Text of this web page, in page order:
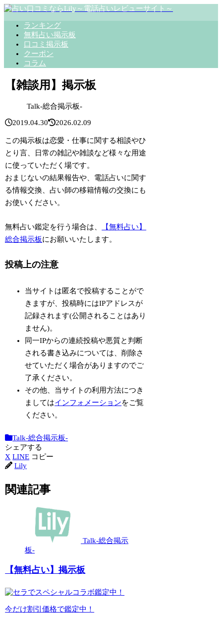
ランキング
無料占い掲示板
口コミ掲示板
クーポン
コラム
【雑談用】掲示板
Talk-総合掲示板-
2019.04.30 2026.02.09
この掲示板は恋愛・仕事に関する相談やひ
とり言、日常の雑記や雑談など様々な用途
に使っていただく場です。
おまじないの結果報告や、 電話占いに関す
る情報交換、占い師の移籍情報の交換にも
お使いください。
無料占い鑑定を行う場合は、
【無料占い】
総合掲示板にお願いいたします。
投稿上の注意
当サイトは匿名で投稿することがで
きますが、投稿時にはIPアドレスが
記録されます(公開されることはあり
ません)。
同一IPからの連続投稿や悪質と判断
される書き込みについては、削除さ
せていただく場合がありますのでご
了承ください。
その他、当サイトの利用方法につき
ましてはインフォメーションをご覧
ください。
Talk-総合掲示板-
シェアする
X LINE コピー
Lily
関連記事
Talk-総合掲示
板-
【無料占い】掲示板
今だけ割引価格で鑑定中！